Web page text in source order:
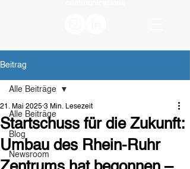
Beitrag
Alle Beiträge
Blog
Newsroom
Alle Beiträge
Startschuss für die Zukunft:
Umbau des Rhein-Ruhr
21. Mai 2025 3 Min. Lesezeit